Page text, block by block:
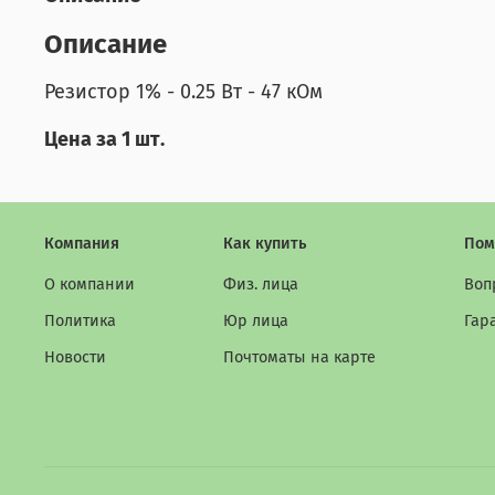
Описание
Резистор 1% - 0.25 Вт - 47 кОм
Цена за 1 шт.
Компания
О компании
Политика
Новости
Как купить
Физ. лица
Юр лица
Почтоматы на карте